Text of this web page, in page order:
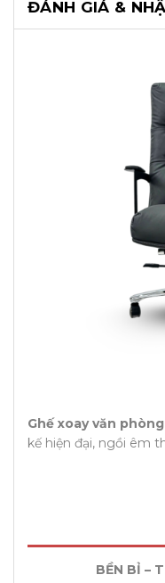
ĐÁNH GIÁ &
Ghế xoay văn
kế hiện đại, ngồi êm
BỀN BỈ –